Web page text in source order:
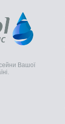
Вашої